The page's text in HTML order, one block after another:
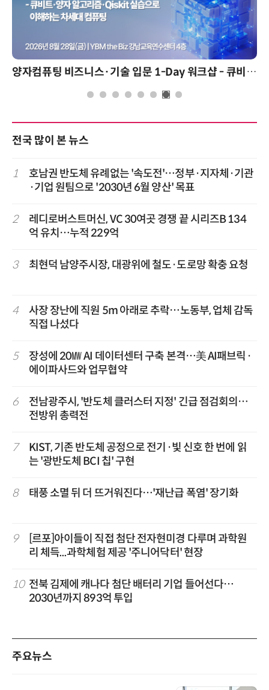
양자컴퓨팅 비즈니스·기술 입문 1-Day 워크샵 - 큐비트·양자 알고리듬·Qiskit 실습으로 이해하는 차세대
전국 많이 본 뉴스
1
호남권 반도체 유례없는 '속도전'…정부·지자체·기관
·기업 원팀으로 '2030년 6월 양산' 목표
2
레디로버스트머신, VC 30여곳 경쟁 끝 시리즈B 134
억 유치…누적 229억
3 최현덕 남양주시장, 대광위에 철도·도로망 확충 요청
4
사장 장난에 직원 5m 아래로 추락…노동부, 업체 감독
직접 나섰다
5
장성에 20㎿ AI 데이터센터 구축 본격…美 AI패브릭·
에이파사드와 업무협약
6
전남광주시, '반도체 클러스터 지정' 긴급 점검회의…
전방위 총력전
7
KIST, 기존 반도체 공정으로 전기·빛 신호 한 번에 읽
는 '광반도체 BCI 칩' 구현
8 태풍 소멸 뒤 더 뜨거워진다…'재난급 폭염' 장기화
9
[르포]아이들이 직접 첨단 전자현미경 다루며 과학원
리 체득...과학체험 제공 '주니어닥터' 현장
10 전북 김제에 캐나다 첨단 배터리 기업 들어선다…
2030년까지 893억 투입
주요뉴스